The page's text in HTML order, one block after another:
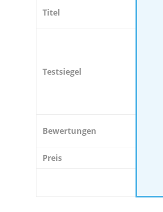
Titel
Testsiegel
Bewertungen
Preis